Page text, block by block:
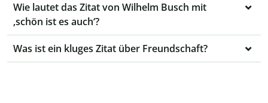
Wie lautet das Zitat von Wilhelm Busch mit
‚schön ist es auch‘?
Was ist ein kluges Zitat über Freundschaft?